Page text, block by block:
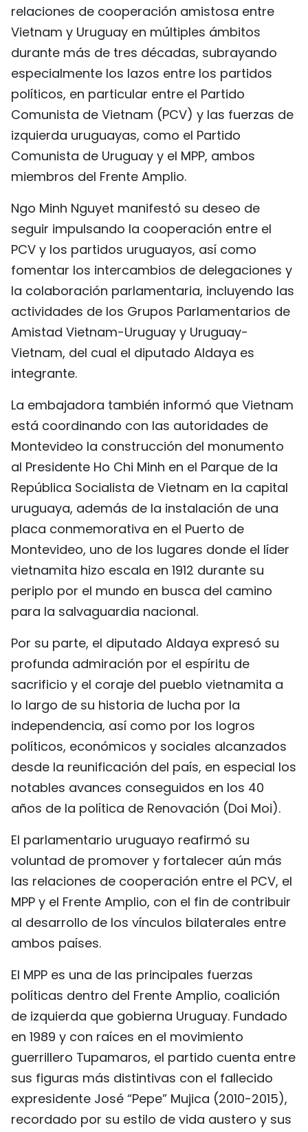
relaciones de cooperación amistosa entre
Vietnam y Uruguay en múltiples ámbitos
durante más de tres décadas, subrayando
especialmente los lazos entre los partidos
políticos, en particular entre el Partido
Comunista de Vietnam (PCV) y las fuerzas de
izquierda uruguayas, como el Partido
Comunista de Uruguay y el MPP, ambos
miembros del Frente Amplio.
Ngo Minh Nguyet manifestó su deseo de
seguir impulsando la cooperación entre el
PCV y los partidos uruguayos, así como
fomentar los intercambios de delegaciones y
la colaboración parlamentaria, incluyendo las
actividades de los Grupos Parlamentarios de
Amistad Vietnam-Uruguay y Uruguay-
Vietnam, del cual el diputado Aldaya es
integrante.
La embajadora también informó que Vietnam
está coordinando con las autoridades de
Montevideo la construcción del monumento
al Presidente Ho Chi Minh en el Parque de la
República Socialista de Vietnam en la capital
uruguaya, además de la instalación de una
placa conmemorativa en el Puerto de
Montevideo, uno de los lugares donde el líder
vietnamita hizo escala en 1912 durante su
periplo por el mundo en busca del camino
para la salvaguardia nacional.
Por su parte, el diputado Aldaya expresó su
profunda admiración por el espíritu de
sacrificio y el coraje del pueblo vietnamita a
lo largo de su historia de lucha por la
independencia, así como por los logros
políticos, económicos y sociales alcanzados
desde la reunificación del país, en especial los
notables avances conseguidos en los 40
años de la política de Renovación (Doi Moi).
El parlamentario uruguayo reafirmó su
voluntad de promover y fortalecer aún más
las relaciones de cooperación entre el PCV, el
MPP y el Frente Amplio, con el fin de contribuir
al desarrollo de los vínculos bilaterales entre
ambos países.
El MPP es una de las principales fuerzas
políticas dentro del Frente Amplio, coalición
de izquierda que gobierna Uruguay. Fundado
en 1989 y con raíces en el movimiento
guerrillero Tupamaros, el partido cuenta entre
sus figuras más distintivas con el fallecido
expresidente José “Pepe” Mujica (2010-2015),
recordado por su estilo de vida austero y sus